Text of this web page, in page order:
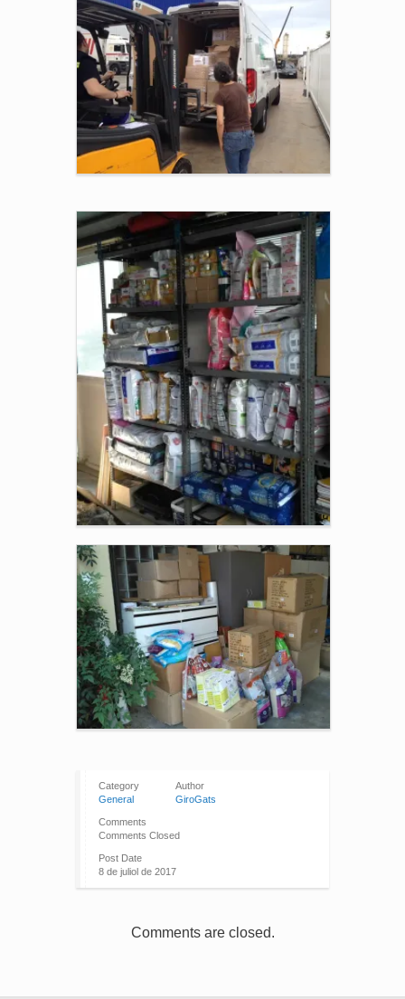
Category
General
Author
GiroGats
Comments
Comments Closed
Post Date
8 de juliol de 2017
Comments are closed.